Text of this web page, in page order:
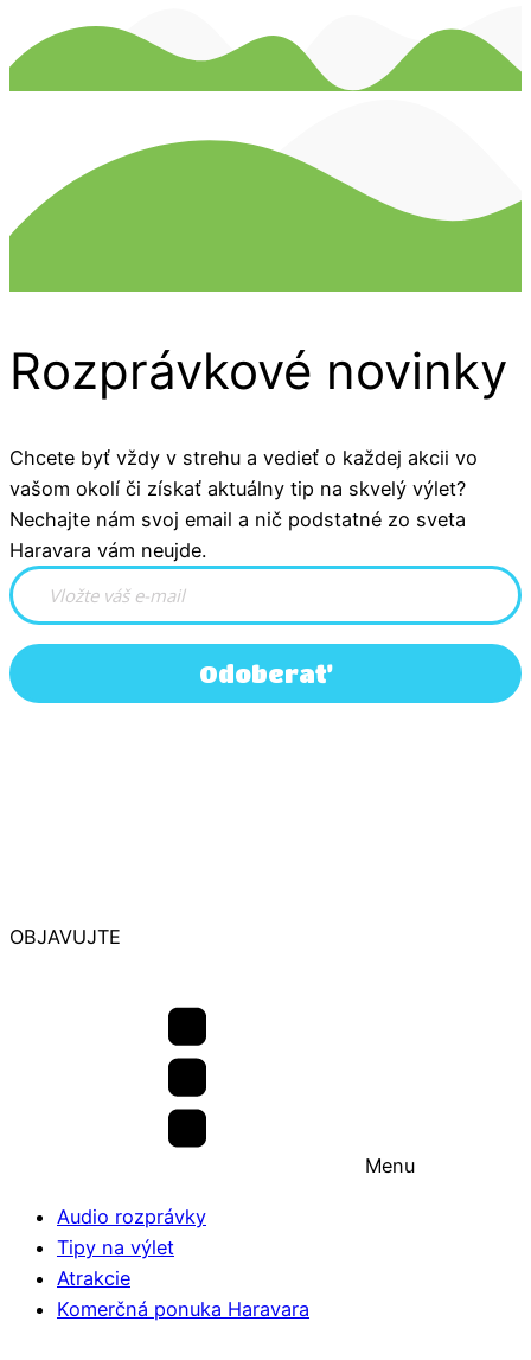
Rozprávkové novinky
Chcete byť vždy v strehu a vedieť o každej akcii vo
vašom okolí či získať aktuálny tip na skvelý výlet?
Nechajte nám svoj email a nič podstatné zo sveta
Haravara vám neujde.
Odoberať
OBJAVUJTE
Menu
Audio rozprávky
Tipy na výlet
Atrakcie
Komerčná ponuka Haravara